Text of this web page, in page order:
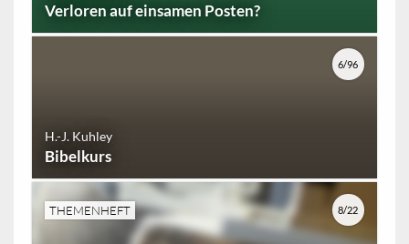
Verloren auf einsamen Posten?
H.-J. Kuhley
Bibelkurs
6/96
THEMENHEFT 8/22